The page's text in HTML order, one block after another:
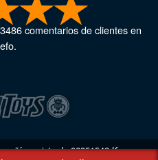
3486comentarios de clientes en
registrada06851542Kapow